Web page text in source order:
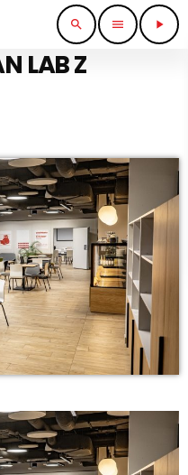
search menu play_arrow
LAB Z